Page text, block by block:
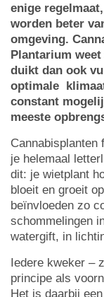
enige
worden beter
omgeving.
Plantarium
duikt dan ook
optimale
constant
meeste
Cannabisplanten
je helemaal
dit: je wietplant
bloeit en groeit
beïnvloeden zo
schommelingen
watergift, in
Iedere kweker –
principe als
Het is daarbij